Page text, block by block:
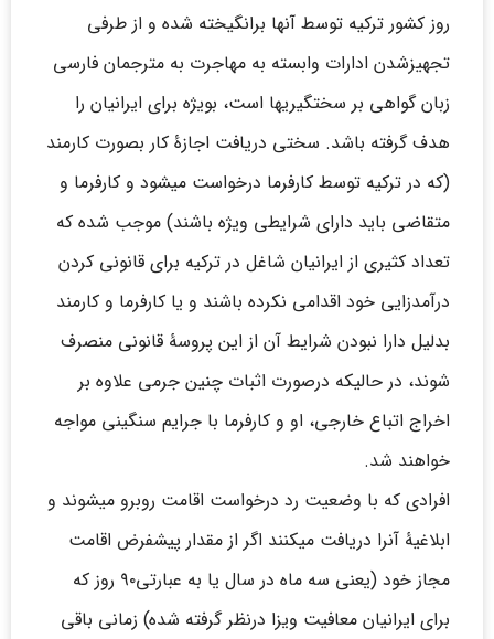
روز کشور ترکیه توسط آنها برانگیخته شده و از طرفی
تجهیزشدن ادارات وابسته به مهاجرت به مترجمان فارسی
زبان گواهی بر سختگیریها است، بویژه برای ایرانیان را
هدف گرفته باشد. سختی دریافت اجازۀ کار بصورت کارمند
(که در ترکیه توسط کارفرما درخواست میشود و کارفرما و
متقاضی باید دارای شرایطی ویژه باشند) موجب شده که
تعداد کثیری از ایرانیان شاغل در ترکیه برای قانونی کردن
درآمدزایی خود اقدامی نکرده باشند و یا کارفرما و کارمند
بدلیل دارا نبودن شرایط آن از این پروسۀ قانونی منصرف
شوند، در حالیکه درصورت اثبات چنین جرمی علاوه بر
اخراج اتباع خارجی، او و کارفرما با جرایم سنگینی مواجه
خواهند شد.
افرادی که با وضعیت رد درخواست اقامت روبرو میشوند و
ابلاغیۀ آنرا دریافت میکنند اگر از مقدار پیشفرض اقامت
مجاز خود (یعنی سه ماه در سال یا به عبارتی۹۰ روز که
برای ایرانیان معافیت ویزا درنظر گرفته شده) زمانی باقی